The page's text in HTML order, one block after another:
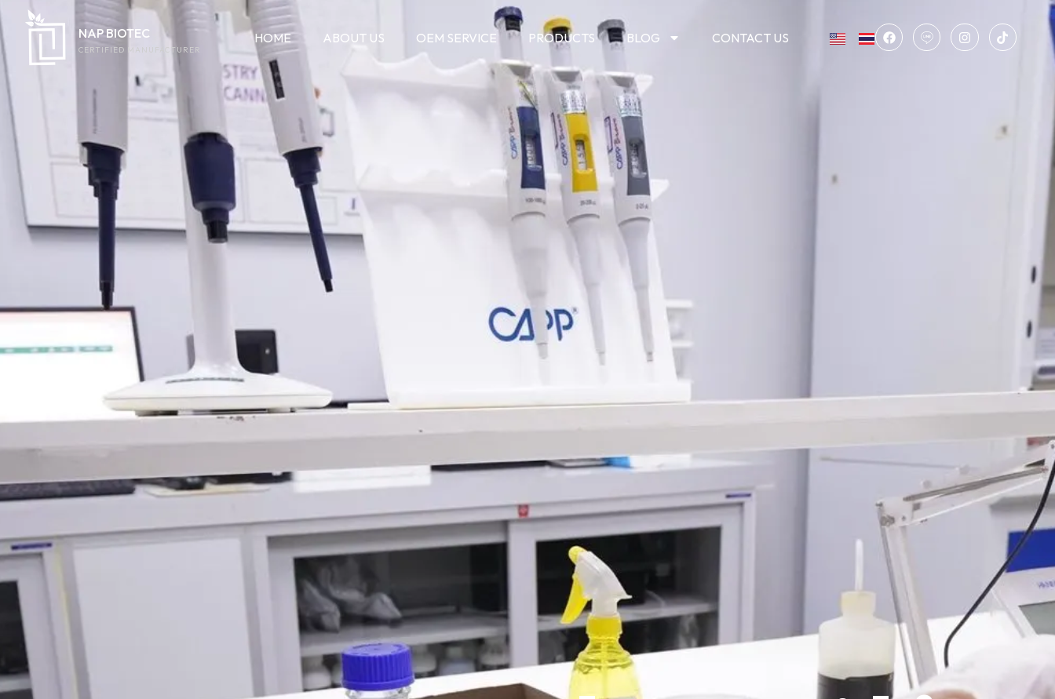
NAP BIOTEC
CERTIFIED MANUFACTURER
HOME ABOUT US OEM SERVICE PRODUCTS BLOG CONTACT US